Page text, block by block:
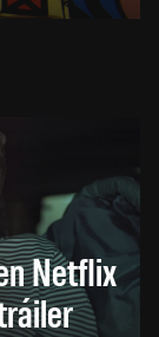
Netflix